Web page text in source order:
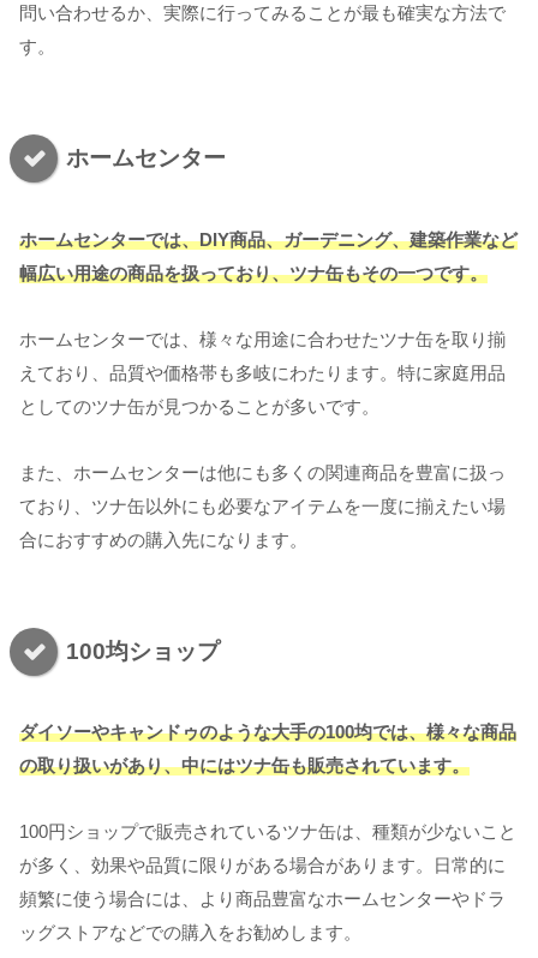
問い合わせるか、実際に行ってみることが最も確実な方法で
す。
ホームセンター
ホームセンターでは、DIY商品、ガーデニング、建築作業など
幅広い用途の商品を扱っており、ツナ缶もその一つです。
ホームセンターでは、様々な用途に合わせたツナ缶を取り揃
えており、品質や価格帯も多岐にわたります。特に家庭用品
としてのツナ缶が見つかることが多いです。
また、ホームセンターは他にも多くの関連商品を豊富に扱っ
ており、ツナ缶以外にも必要なアイテムを一度に揃えたい場
合におすすめの購入先になります。
100均ショップ
ダイソーやキャンドゥのような大手の100均では、様々な商品
の取り扱いがあり、中にはツナ缶も販売されています。
100円ショップで販売されているツナ缶は、種類が少ないこと
が多く、効果や品質に限りがある場合があります。日常的に
頻繁に使う場合には、より商品豊富なホームセンターやドラ
ッグストアなどでの購入をお勧めします。